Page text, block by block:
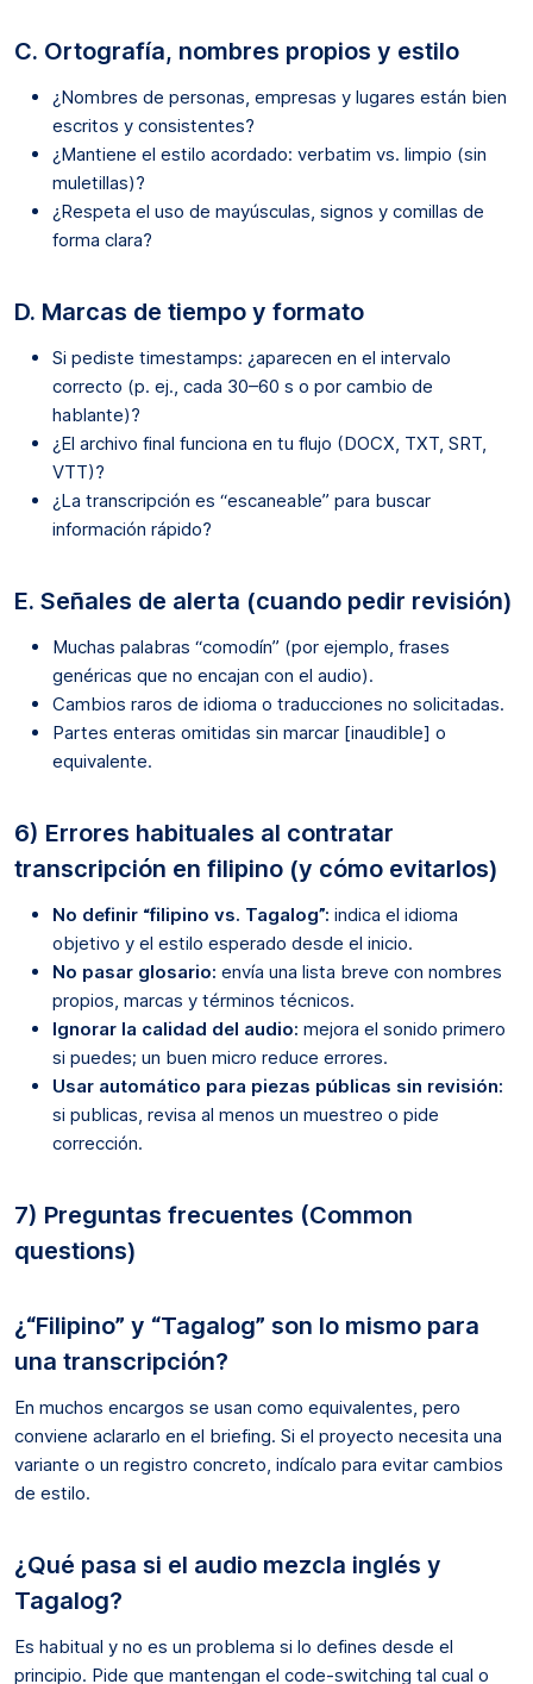
C. Ortografía, nombres propios y estilo
¿Nombres de personas, empresas y lugares están bien
escritos y consistentes?
¿Mantiene el estilo acordado: verbatim vs. limpio (sin
muletillas)?
¿Respeta el uso de mayúsculas, signos y comillas de
forma clara?
D. Marcas de tiempo y formato
Si pediste timestamps: ¿aparecen en el intervalo
correcto (p. ej., cada 30–60 s o por cambio de
hablante)?
¿El archivo final funciona en tu flujo (DOCX, TXT, SRT,
VTT)?
¿La transcripción es “escaneable” para buscar
información rápido?
E. Señales de alerta (cuando pedir revisión)
Muchas palabras “comodín” (por ejemplo, frases
genéricas que no encajan con el audio).
Cambios raros de idioma o traducciones no solicitadas.
Partes enteras omitidas sin marcar [inaudible] o
equivalente.
6) Errores habituales al contratar
transcripción en filipino (y cómo evitarlos)
No definir “filipino vs. Tagalog”: indica el idioma
objetivo y el estilo esperado desde el inicio.
No pasar glosario: envía una lista breve con nombres
propios, marcas y términos técnicos.
Ignorar la calidad del audio: mejora el sonido primero
si puedes; un buen micro reduce errores.
Usar automático para piezas públicas sin revisión:
si publicas, revisa al menos un muestreo o pide
corrección.
7) Preguntas frecuentes (Common
questions)
¿“Filipino” y “Tagalog” son lo mismo para
una transcripción?
En muchos encargos se usan como equivalentes, pero
conviene aclararlo en el briefing. Si el proyecto necesita una
variante o un registro concreto, indícalo para evitar cambios
de estilo.
¿Qué pasa si el audio mezcla inglés y
Tagalog?
Es habitual y no es un problema si lo defines desde el
principio. Pide que mantengan el code-switching tal cual o